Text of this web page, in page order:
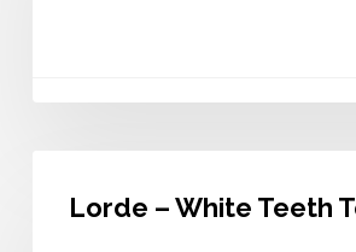
WhiteLorde – White Teeth